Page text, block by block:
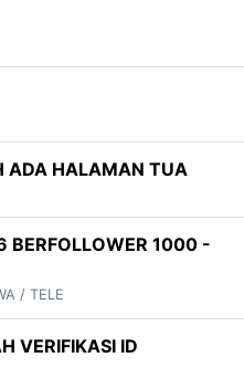
ADA HALAMAN TUA
1000 -
/ TELE
VERIFIKASI ID